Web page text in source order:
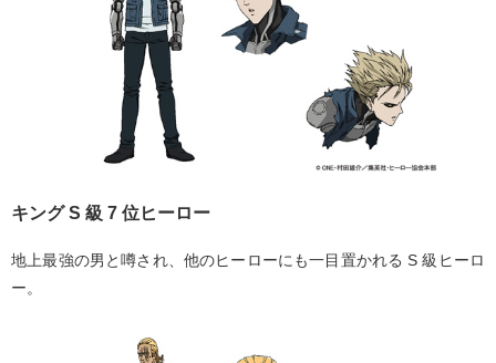
キング S 級 7 位ヒーロー
地上最強の男と噂され、他のヒーローにも一目置かれる S 級ヒーロ
ー。